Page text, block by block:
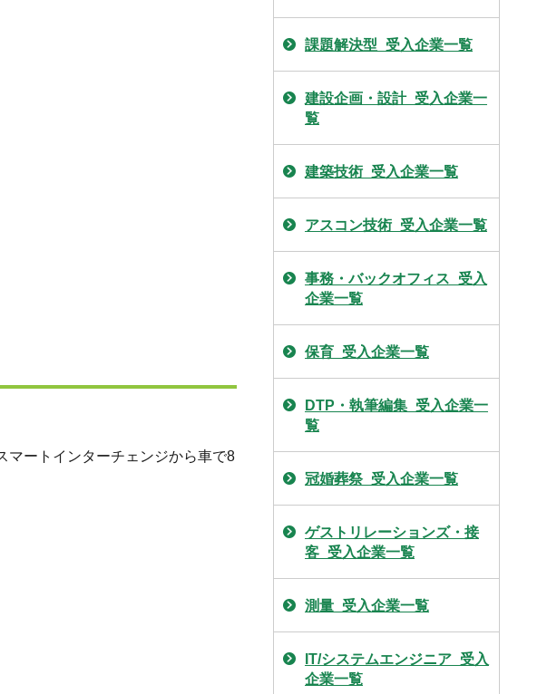
ートインターチェンジから車で8
課題解決型_受入企業一覧
建設企画・設計_受入企業一
覧
建築技術_受入企業一覧
アスコン技術_受入企業一覧
事務・バックオフィス_受入
企業一覧
保育_受入企業一覧
DTP・執筆編集_受入企業一
覧
冠婚葬祭_受入企業一覧
ゲストリレーションズ・接
客_受入企業一覧
測量_受入企業一覧
IT/システムエンジニア_受入
企業一覧